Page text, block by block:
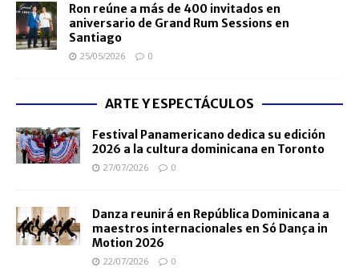
Ron reúne a más de 400 invitados en
aniversario de Grand Rum Sessions en
Santiago
25/05/2026 0
ARTE Y ESPECTÁCULOS
Festival Panamericano dedica su edición
2026 a la cultura dominicana en Toronto
27/07/2026 0
Danza reunirá en República Dominicana a
maestros internacionales en Só Dança in
Motion 2026
22/07/2026 0